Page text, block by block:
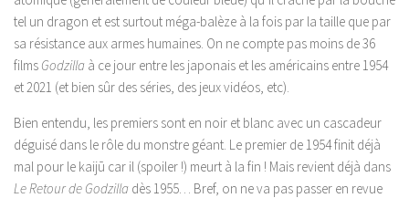
tel un dragon et est surtout méga-balèze à la fois par la taille que par
sa résistance aux armes humaines. On ne compte pas moins de 36
films Godzilla à ce jour entre les japonais et les américains entre 1954
et 2021 (et bien sûr des séries, des jeux vidéos, etc).
Bien entendu, les premiers sont en noir et blanc avec un cascadeur
déguisé dans le rôle du monstre géant. Le premier de 1954 finit déjà
mal pour le kaijū car il (spoiler !) meurt à la fin ! Mais revient déjà dans
Le Retour de Godzilla dès 1955… Bref, on ne va pas passer en revue